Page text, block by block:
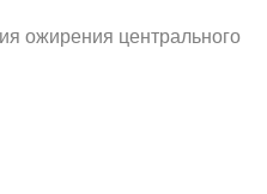
ожирения центрального